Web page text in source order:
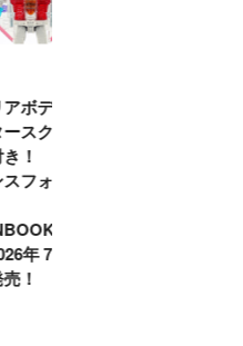
ボディの
スクリー
！ 『ト
フォーマ
年７月31
！